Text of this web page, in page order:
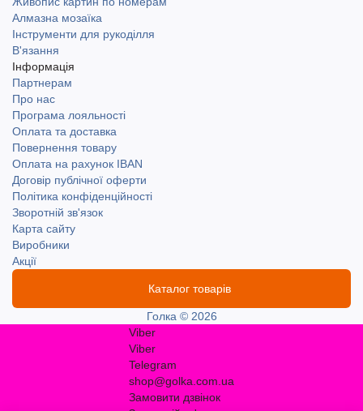
Алмазна мозаїка
Інструменти для рукоділля
В'язання
Інформація
Партнерам
Про нас
Програма лояльності
Оплата та доставка
Повернення товару
Оплата на рахунок IBAN
Договір публічної оферти
Політика конфіденційності
Зворотній зв'язок
Карта сайту
Виробники
Акції
Каталог товарів
Голка © 2026
Viber
Viber
Telegram
shop@golka.com.ua
Замовити дзвінок